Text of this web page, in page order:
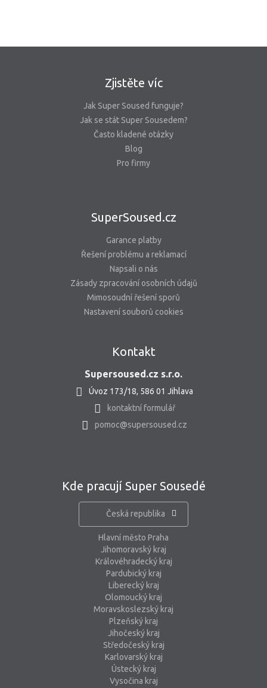
Zjistěte víc
Jak Super Soused funguje?
Jak se stát Super Sousedem?
Často kladené otázky
Blog
Pro firmy
SuperSoused.cz
Garance platby
Řešení problému a reklamací
Napsali o nás
Zásady zpracování osobních údajů
Mimosoudní řešení sporů
Nastavení souborů cookies
Kontakt
Supersoused.cz s.r.o.
Úvoz 173/18, 586 01 Jihlava
kontaktní formulář
pomoc@supersoused.cz
Kde pracují Super Sousedé
Česká republika
Hlavní město Praha
Jihomoravský kraj
Královéhradecký kraj
Pardubický kraj
Liberecký kraj
Olomoucký kraj
Moravskoslezský kraj
Plzeňský kraj
Jihočeský kraj
Středočeský kraj
Karlovarský kraj
Ústecký kraj
Vysočina kraj